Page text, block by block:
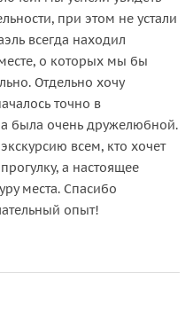
при этом не устали
всегда находил
о которых мы бы
Отдельно хочу
точно в
была очень дружелюбной.
всем, кто хочет
а настоящее
места. Спасибо
опыт!